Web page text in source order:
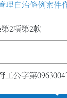
理自治條例案件
2項第2款
工公字第